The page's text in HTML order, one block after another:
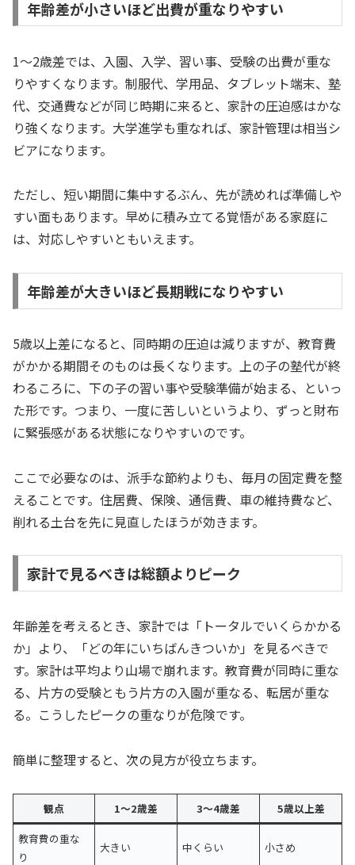
年齢差が小さいほど出費が重なりやすい
1〜2歳差では、入園、入学、習い事、受験の出費が重な
りやすくなります。制服代、学用品、タブレット端末、塾
代、交通費などが同じ時期に来ると、家計の圧迫感はかな
り強くなります。大学進学も重なれば、家計管理は相当シ
ビアになります。
ただし、短い期間に集中するぶん、先が読めれば準備しや
すい面もあります。早めに積み立てる覚悟がある家庭に
は、対応しやすいともいえます。
年齢差が大きいほど長期戦になりやすい
5歳以上差になると、同時期の圧迫は減りますが、教育費
がかかる期間そのものは長くなります。上の子の塾代が終
わるころに、下の子の習い事や受験準備が始まる、といっ
た形です。つまり、一度に苦しいというより、ずっと財布
に緊張感がある状態になりやすいのです。
ここで必要なのは、派手な節約よりも、毎月の固定費を整
えることです。住居費、保険、通信費、車の維持費など、
削れる土台を先に見直したほうが効きます。
家計で見るべきは総額よりピーク
年齢差を考えるとき、家計では「トータルでいくらかかる
か」より、「どの年にいちばんきついか」を見るべきで
す。家計は平均より山場で崩れます。教育費が同時に重な
る、片方の受験ともう片方の入園が重なる、転居が重な
る。こうしたピークの重なりが危険です。
簡単に整理すると、次の見方が役立ちます。
観点 1〜2歳差 3〜4歳差
5歳以上差
教育費の重な
り
大きい 中くらい 小さめ